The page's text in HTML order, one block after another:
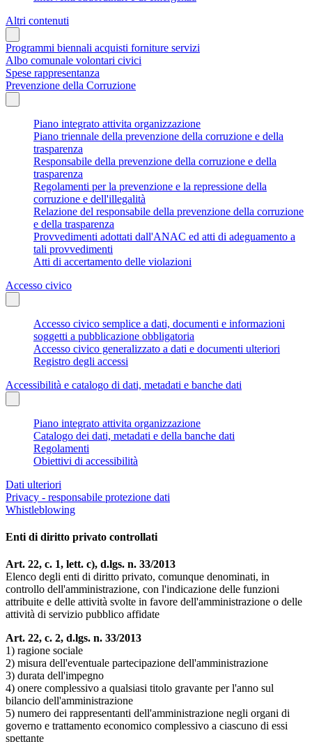
Altri contenuti
Programmi biennali acquisti forniture servizi
Albo comunale volontari civici
Spese rappresentanza
Prevenzione della Corruzione
Piano integrato attivita organizzazione
Piano triennale della prevenzione della corruzione e della
trasparenza
Responsabile della prevenzione della corruzione e della
trasparenza
Regolamenti per la prevenzione e la repressione della
corruzione e dell'illegalità
Relazione del responsabile della prevenzione della corruzione
e della trasparenza
Provvedimenti adottati dall'ANAC ed atti di adeguamento a
tali provvedimenti
Atti di accertamento delle violazioni
Accesso civico
Accesso civico semplice a dati, documenti e informazioni
soggetti a pubblicazione obbligatoria
Accesso civico generalizzato a dati e documenti ulteriori
Registro degli accessi
Accessibilità e catalogo di dati, metadati e banche dati
Piano integrato attivita organizzazione
Catalogo dei dati, metadati e della banche dati
Regolamenti
Obiettivi di accessibilità
Dati ulteriori
Privacy - responsabile protezione dati
Whistleblowing
Enti di diritto privato controllati
Art. 22, c. 1, lett. c), d.lgs. n. 33/2013
Elenco degli enti di diritto privato, comunque denominati, in
controllo dell'amministrazione, con l'indicazione delle funzioni
attribuite e delle attività svolte in favore dell'amministrazione o delle
attività di servizio pubblico affidate
Art. 22, c. 2, d.lgs. n. 33/2013
1) ragione sociale
2) misura dell'eventuale partecipazione dell'amministrazione
3) durata dell'impegno
4) onere complessivo a qualsiasi titolo gravante per l'anno sul
bilancio dell'amministrazione
5) numero dei rappresentanti dell'amministrazione negli organi di
governo e trattamento economico complessivo a ciascuno di essi
spettante